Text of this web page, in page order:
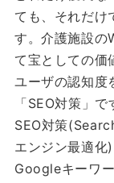
ても、それだけ
す。介護施設の
て宝としての価
ユーザの認知度
「SEO対策」で
SEO対策
エンジン最適化
Googleキーワ